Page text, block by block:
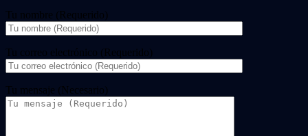
Tu nombre (Requerido)
Tu correo electrónico (Requerido)
Tu mensaje (Necesario)